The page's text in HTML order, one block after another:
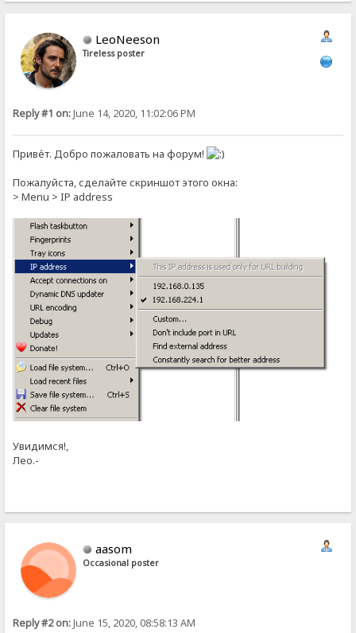
LeoNeeson
Tireless poster
Reply #1 on:June 14, 2020, 11:02:06 PM
Приве́т. Добро пожаловать на форум!
Пожалуйста, сделайте скриншот этого окна:
> Menu > IP address
Увидимся!,
Лео.-
aasom
Occasional poster
Reply #2 on:June 15, 2020, 08:58:13 AM